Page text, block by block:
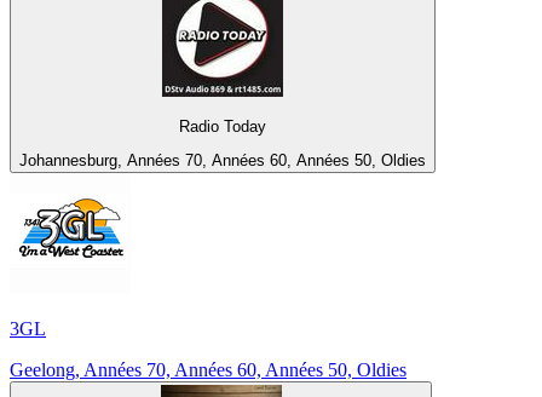
Radio Today
Johannesburg, Années 70, Années 60, Années 50, Oldies
3GL
Geelong, Années 70, Années 60, Années 50, Oldies